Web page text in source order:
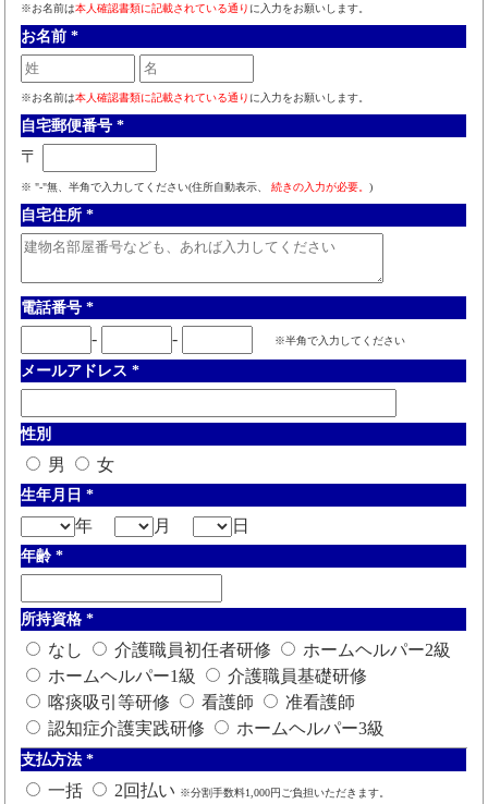
※お名前は本人確認書類に記載されている通り に入力をお願いします。
お名前 *
※お名前は本人確認書類に記載されている通り に入力をお願いします。
自宅郵便番号 *
〒
※ "-"無、半角で入力してください(住所自動表示、 続きの入力が必要。 )
自宅住所 *
電話番号 *
- - ※半角で入力してください
メールアドレス *
性別
男 女
生年月日 *
年 月 日
年齢 *
所持資格 *
なし 介護職員初任者研修
ホームヘルパー2級
ホームヘルパー1級
介護職員基礎研修
喀痰吸引等研修
看護師
准看護師
認知症介護実践研修
ホームヘルパー3級
支払方法 *
一括 2回払い ※分割手数料1,000円ご負担いただきます。